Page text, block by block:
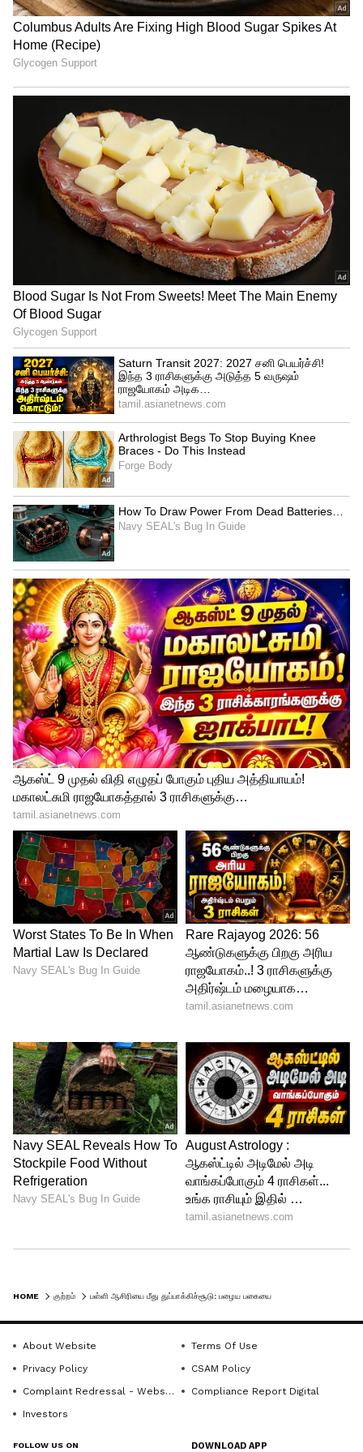
HOME குற்றம்
About Website
Terms Of Use
Privacy Policy
CSAM Policy
Complaint Redressal - Website
Compliance Report Digital
Investors
FOLLOW US ON DOWNLOAD APP